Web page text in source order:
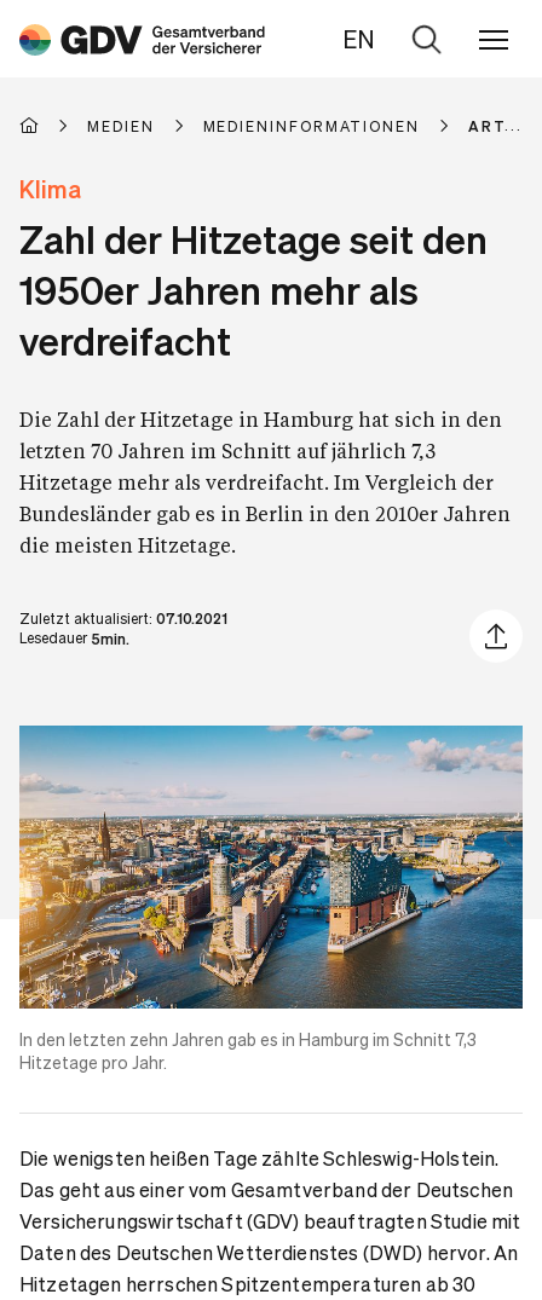
EN
Zur
MEDIEN MEDIENINFORMATIONEN
Klima
Zahl der Hitzetage seit den
1950er Jahren mehr als
verdreifacht
Die Zahl der Hitzetage in Hamburg hat sich in den
letzten 70 Jahren im Schnitt auf jährlich 7,3
Hitzetage mehr als verdreifacht. Im Vergleich der
Bundesländer gab es in Berlin in den 2010er Jahren
die meisten Hitzetage.
Zuletzt aktualisiert: 07.10.2021
Lesedauer 5min.
Artikel
In den letzten zehn Jahren gab es in Hamburg im Schnitt 7,3
Hitzetage pro Jahr.
Die wenigsten heißen Tage zählte Schleswig-Holstein.
Das geht aus einer vom Gesamtverband der Deutschen
Versicherungswirtschaft (GDV) beauftragten Studie mit
Daten des Deutschen Wetterdienstes (DWD) hervor. An
Hitzetagen herrschen Spitzentemperaturen ab 30